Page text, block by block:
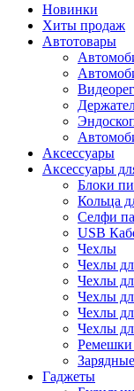
Новинки
Хиты продаж
Автотовары
Аксессуары
Аксессуары
Блоки
Кольца
Селфи
USB
Чехлы
Чехлы
Чехлы
Чехлы
Чехлы
Чехлы
Ремешки
Гаджеты